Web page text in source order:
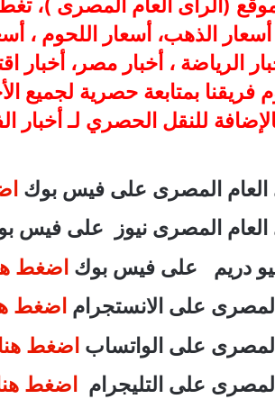
( الرأى العام المصرى )،
ساعة لـ أسعار الذهب، أسعار اللحوم
الرياضة ، أخبار مصر، أخبار
فريقنا بمتابعة حصرية لجميع
للنقل الحصري لـ أخبار
العام المصرى على فيس بوك
العام المصرى نيوز على فيس
نيو دريم على فيس بوك اضغط
المصرى على الانستجرام اضغط
المصرى على الواتساب اضغط هنا
المصرى على التليجرام
اضغط